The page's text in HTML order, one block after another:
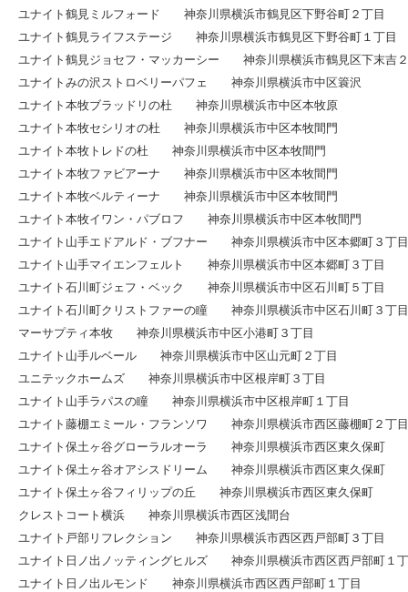
ユナイト鶴見ミルフォード 神奈川県横浜市鶴見区下野谷町２丁目
ユナイト鶴見ライフステージ 神奈川県横浜市鶴見区下野谷町１丁目
ユナイト鶴見ジョセフ・マッカーシー 神奈川県横浜市鶴見区下末吉
ユナイトみの沢ストロベリーパフェ 神奈川県横浜市中区簑沢
ユナイト本牧ブラッドリの杜 神奈川県横浜市中区本牧原
ユナイト本牧セシリオの杜 神奈川県横浜市中区本牧間門
ユナイト本牧トレドの杜 神奈川県横浜市中区本牧間門
ユナイト本牧ファビアーナ 神奈川県横浜市中区本牧間門
ユナイト本牧ベルティーナ 神奈川県横浜市中区本牧間門
ユナイト本牧イワン・パブロフ 神奈川県横浜市中区本牧間門
ユナイト山手エドアルド・ブフナー 神奈川県横浜市中区本郷町３丁目
ユナイト山手マイエンフェルト 神奈川県横浜市中区本郷町３丁目
ユナイト石川町ジェフ・ベック 神奈川県横浜市中区石川町５丁目
ユナイト石川町クリストファーの瞳 神奈川県横浜市中区石川町３丁目
マーサプティ本牧 神奈川県横浜市中区小港町３丁目
ユナイト山手ルベール 神奈川県横浜市中区山元町２丁目
ユニテックホームズ 神奈川県横浜市中区根岸町３丁目
ユナイト山手ラパスの瞳 神奈川県横浜市中区根岸町１丁目
ユナイト藤棚エミール・フランソワ 神奈川県横浜市西区藤棚町２丁目
ユナイト保土ヶ谷グローラルオーラ 神奈川県横浜市西区東久保町
ユナイト保土ヶ谷オアシスドリーム 神奈川県横浜市西区東久保町
ユナイト保土ヶ谷フィリップの丘 神奈川県横浜市西区東久保町
クレストコート横浜 神奈川県横浜市西区浅間台
ユナイト戸部リフレクション 神奈川県横浜市西区西戸部町３丁目
ユナイト日ノ出ノッティングヒルズ 神奈川県横浜市西区西戸部町１
ユナイト日ノ出ルモンド 神奈川県横浜市西区西戸部町１丁目